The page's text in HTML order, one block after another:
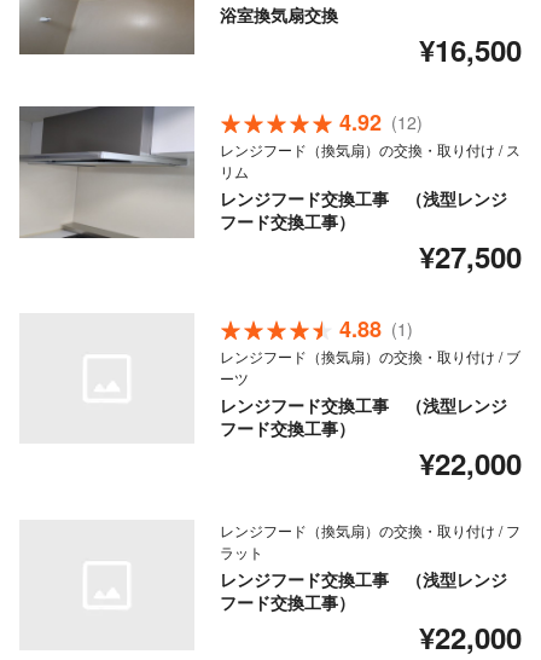
浴室換気扇交換
¥16,500
4.92 (12)
レンジフード（換気扇）の交換・取り付け / ス
リム
レンジフード交換工事 （浅型レンジ
フード交換工事）
¥27,500
4.88 (1)
レンジフード（換気扇）の交換・取り付け / ブ
ーツ
レンジフード交換工事 （浅型レンジ
フード交換工事）
¥22,000
レンジフード（換気扇）の交換・取り付け / フ
ラット
レンジフード交換工事 （浅型レンジ
フード交換工事）
¥22,000